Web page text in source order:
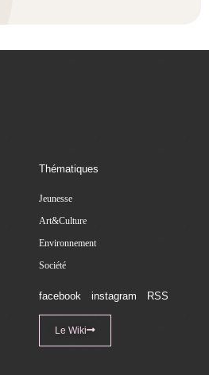
Thématiques
Jeunesse
Art&Culture
Environnement
Société
facebook instagram RSS
Le Wiki